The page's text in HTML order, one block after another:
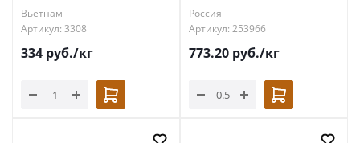
Вьетнам
Артикул: 3308
334 руб./кг
Россия
Артикул: 253966
773.20 руб./кг